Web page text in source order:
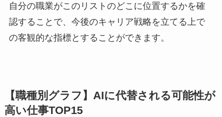
自分の職業がこのリストのどこに位置するかを確
認することで、今後のキャリア戦略を立てる上で
の客観的な指標とすることができます。
【職種別グラフ】AIに代替される可能性が
高い仕事TOP15